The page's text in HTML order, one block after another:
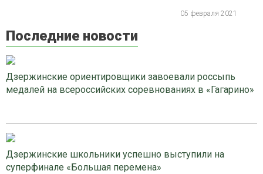
05 февраля 2021
Последние новости
Дзержинские ориентировщики завоевали россыпь
медалей на всероссийских соревнованиях в «Гагарино»
Дзержинские школьники успешно выступили на
суперфинале «Большая перемена»